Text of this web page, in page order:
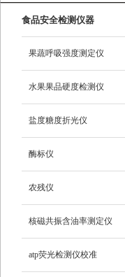
食品安全检测仪器
果蔬呼吸强度测定仪
水果果品硬度检测仪
盐度糖度折光仪
酶标仪
农残仪
核磁共振含油率测定仪
atp荧光检测仪校准